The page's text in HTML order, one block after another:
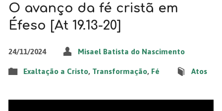
O avanço da fé cristã em
Éfeso [At 19.13-20]
24/11/2024 Misael Batista do Nascimento
Exaltação a Cristo, Transformação, Fé Atos